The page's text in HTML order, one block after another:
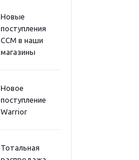
Новые
поступления
CCM в наши
магазины
Новое
поступление
Warrior
Тотальная